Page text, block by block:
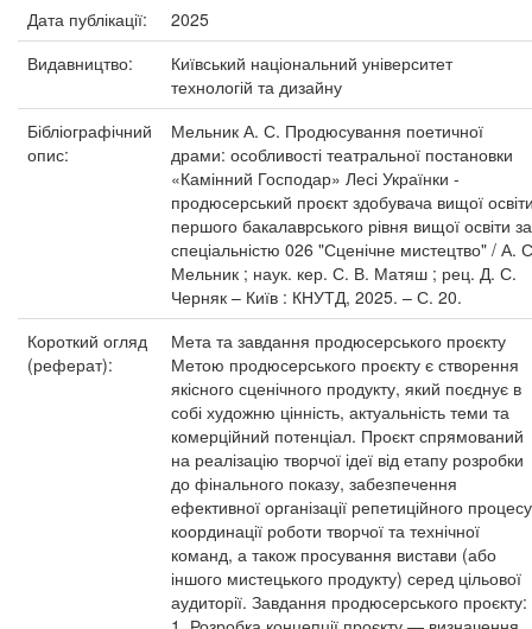
Дата публікації:
2025
Видавництво:
Київський національний університет
технологій та дизайну
Бібліографічний
опис:
Мельник А. С. Продюсування поетичної
драми: особливості театральної постановки
«Камінний Господар» Лесі Українки -
продюсерський проєкт здобувача вищої
першого бакалаврського рівня вищої освіти за
спеціальністю 026 "Сценічне мистецтво" / А.
Мельник ; наук. кер. С. В. Матяш ; рец. Д. С.
Черняк – Київ : КНУТД, 2025. – С. 20.
Короткий огляд
(реферат):
Мета та завдання продюсерського проєкту
Метою продюсерського проєкту є створення
якісного сценічного продукту, який поєднує в
собі художню цінність, актуальність теми та
комерційний потенціал. Проєкт спрямований
на реалізацію творчої ідеї від етапу розробки
до фінального показу, забезпечення
ефективної організації репетиційного
координації роботи творчої та технічної
команд, а також просування вистави (або
іншого мистецького продукту) серед цільової
аудиторії. Завдання продюсерського проєкту: